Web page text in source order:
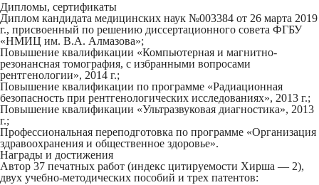
Дипломы, сертификаты
Диплом кандидата медицинских наук №003384 от 26 марта 2019
г., присвоенный по решению диссертационного совета ФГБУ
«НМИЦ им. В.А. Алмазова»;
Повышение квалификации «Компьютерная и магнитно-
резонансная томография, с избранными вопросами
рентгенологии», 2014 г.;
Повышение квалификации по программе «Радиационная
безопасность при рентгенологических исследованиях», 2013 г.;
Повышение квалификации «Ультразвуковая диагностика», 2013
г.;
Профессиональная переподготовка по программе «Организация
здравоохранения и общественное здоровье».
Награды и достижения
Автор 37 печатных работ (индекс цитируемости Хирша — 2),
двух учебно-методических пособий и трех патентов: